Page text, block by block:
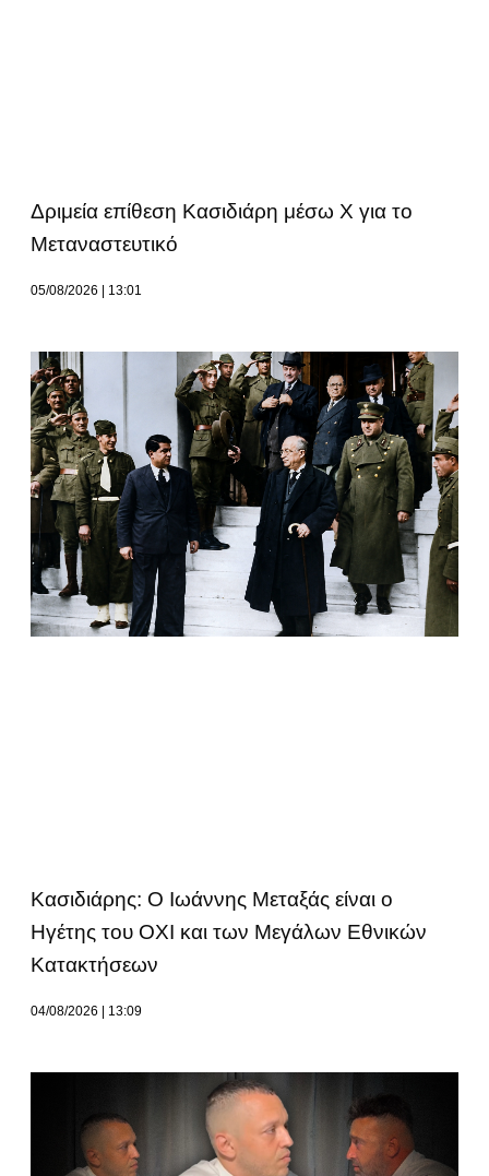
Δριμεία επίθεση Κασιδιάρη μέσω Χ για το
Μεταναστευτικό
05/08/2026 13:01
Κασιδιάρης: Ο Ιωάννης Μεταξάς είναι ο
Ηγέτης του ΟΧΙ και των Μεγάλων Εθνικών
Κατακτήσεων
04/08/2026 13:09